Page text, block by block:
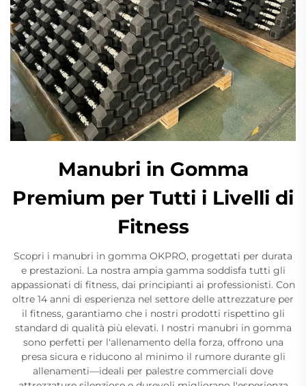
Manubri in Gomma
Premium per Tutti i Livelli di
Fitness
Scopri i manubri in gomma OKPRO, progettati per durata
e prestazioni. La nostra ampia gamma soddisfa tutti gli
appassionati di fitness, dai principianti ai professionisti. Con
oltre 14 anni di esperienza nel settore delle attrezzature per
il fitness, garantiamo che i nostri prodotti rispettino gli
standard di qualità più elevati. I nostri manubri in gomma
sono perfetti per l'allenamento della forza, offrono una
presa sicura e riducono al minimo il rumore durante gli
allenamenti—ideali per palestre commerciali dove